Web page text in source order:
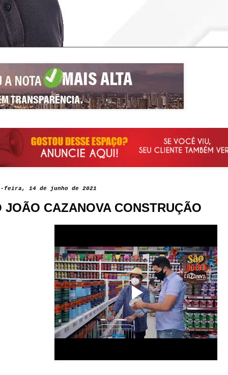
feira, 14 de junho de 2021
JOÃO CAZANOVA CONSTRUÇÃO